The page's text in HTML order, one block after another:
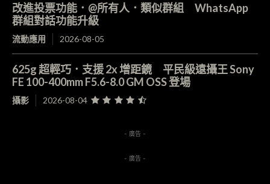
改進投票功能．@所有人．類似群組 WhatsApp
群組對話功能升級
流動應用 2026-08-05
625g 超輕巧．支援 2x 增距鏡 平民級遠攝王 Sony
FE 100-400mm F5.6-8.0 GM OSS 登場
攝影 2026-08-04
- 廣告 -
- 廣告 -